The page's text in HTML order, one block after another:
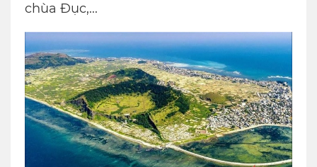
chùa Đục,...